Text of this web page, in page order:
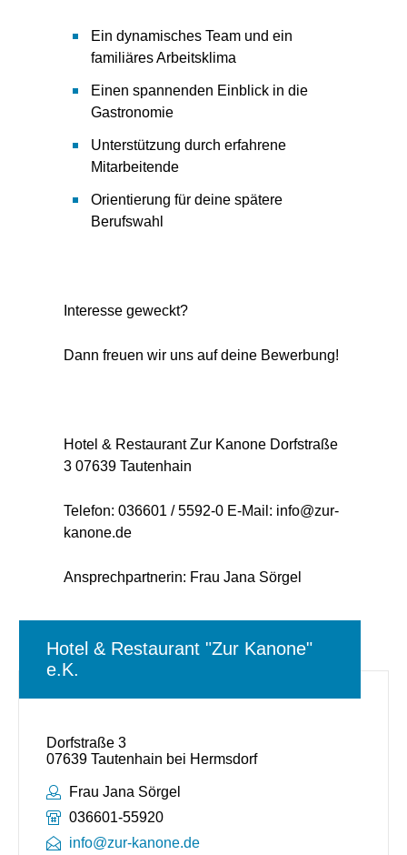
Ein dynamisches Team und ein
familiäres Arbeitsklima
Einen spannenden Einblick in die
Gastronomie
Unterstützung durch erfahrene
Mitarbeitende
Orientierung für deine spätere
Berufswahl
Interesse geweckt?
Dann freuen wir uns auf deine Bewerbung!
Hotel & Restaurant Zur Kanone Dorfstraße
3 07639 Tautenhain
Telefon: 036601 / 5592-0 E-Mail: info@zur-
kanone.de
Ansprechpartnerin: Frau Jana Sörgel
Hotel & Restaurant "Zur Kanone"
e.K.
Dorfstraße 3
07639 Tautenhain bei Hermsdorf
Ansprechpartner:
Frau Jana Sörgel
Telefonnummer:
036601-55920
info@zur-kanone.de